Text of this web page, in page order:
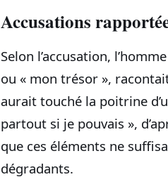
Accusations
Selon l’accusation,
ou « mon trésor »,
aurait touché la poitrine
partout si je pouvais »,
que ces éléments ne
dégradants.